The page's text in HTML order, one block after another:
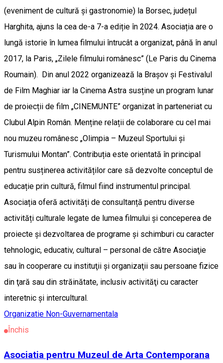
(eveniment de cultură și gastronomie) la Borsec, județul
Harghita, ajuns la cea de-a 7-a ediție în 2024. Asociația are o
lungă istorie în lumea filmului întrucât a organizat, până în anul
2017, la Paris, „Zilele filmului românesc” (Le Paris du Cinema
Roumain). Din anul 2022 organizează la Brașov și Festivalul
de Film Maghiar iar la Cinema Astra susține un program lunar
de proiecții de film „CINEMUNTE” organizat în parteneriat cu
Clubul Alpin Român. Menține relații de colaborare cu cel mai
nou muzeu românesc „Olimpia – Muzeul Sportului și
Turismului Montan”. Contribuția este orientată în principal
pentru susținerea activităților care să dezvolte conceptul de
educație prin cultură, filmul fiind instrumentul principal.
Asociația oferă activități de consultanță pentru diverse
activități culturale legate de lumea filmului și conceperea de
proiecte şi dezvoltarea de programe şi schimburi cu caracter
tehnologic, educativ, cultural – personal de către Asociaţie
sau în cooperare cu instituţii şi organizaţii sau persoane fizice
din ţară sau din străinătate, inclusiv activităţi cu caracter
interetnic şi intercultural.
Organizatie Non-Guvernamentala
Închis
Asociatia pentru Muzeul de Arta Contemporana